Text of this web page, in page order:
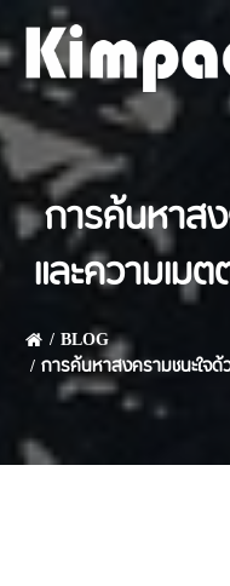
การค้นหาส
และความเม
BLOG
การค้นหาสงครามชนะใจ